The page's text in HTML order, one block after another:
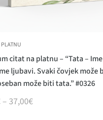
citat na platnu – “Tata –
ljubavi. Svaki čovjek može
može biti tata.” #0326
– 37,00€